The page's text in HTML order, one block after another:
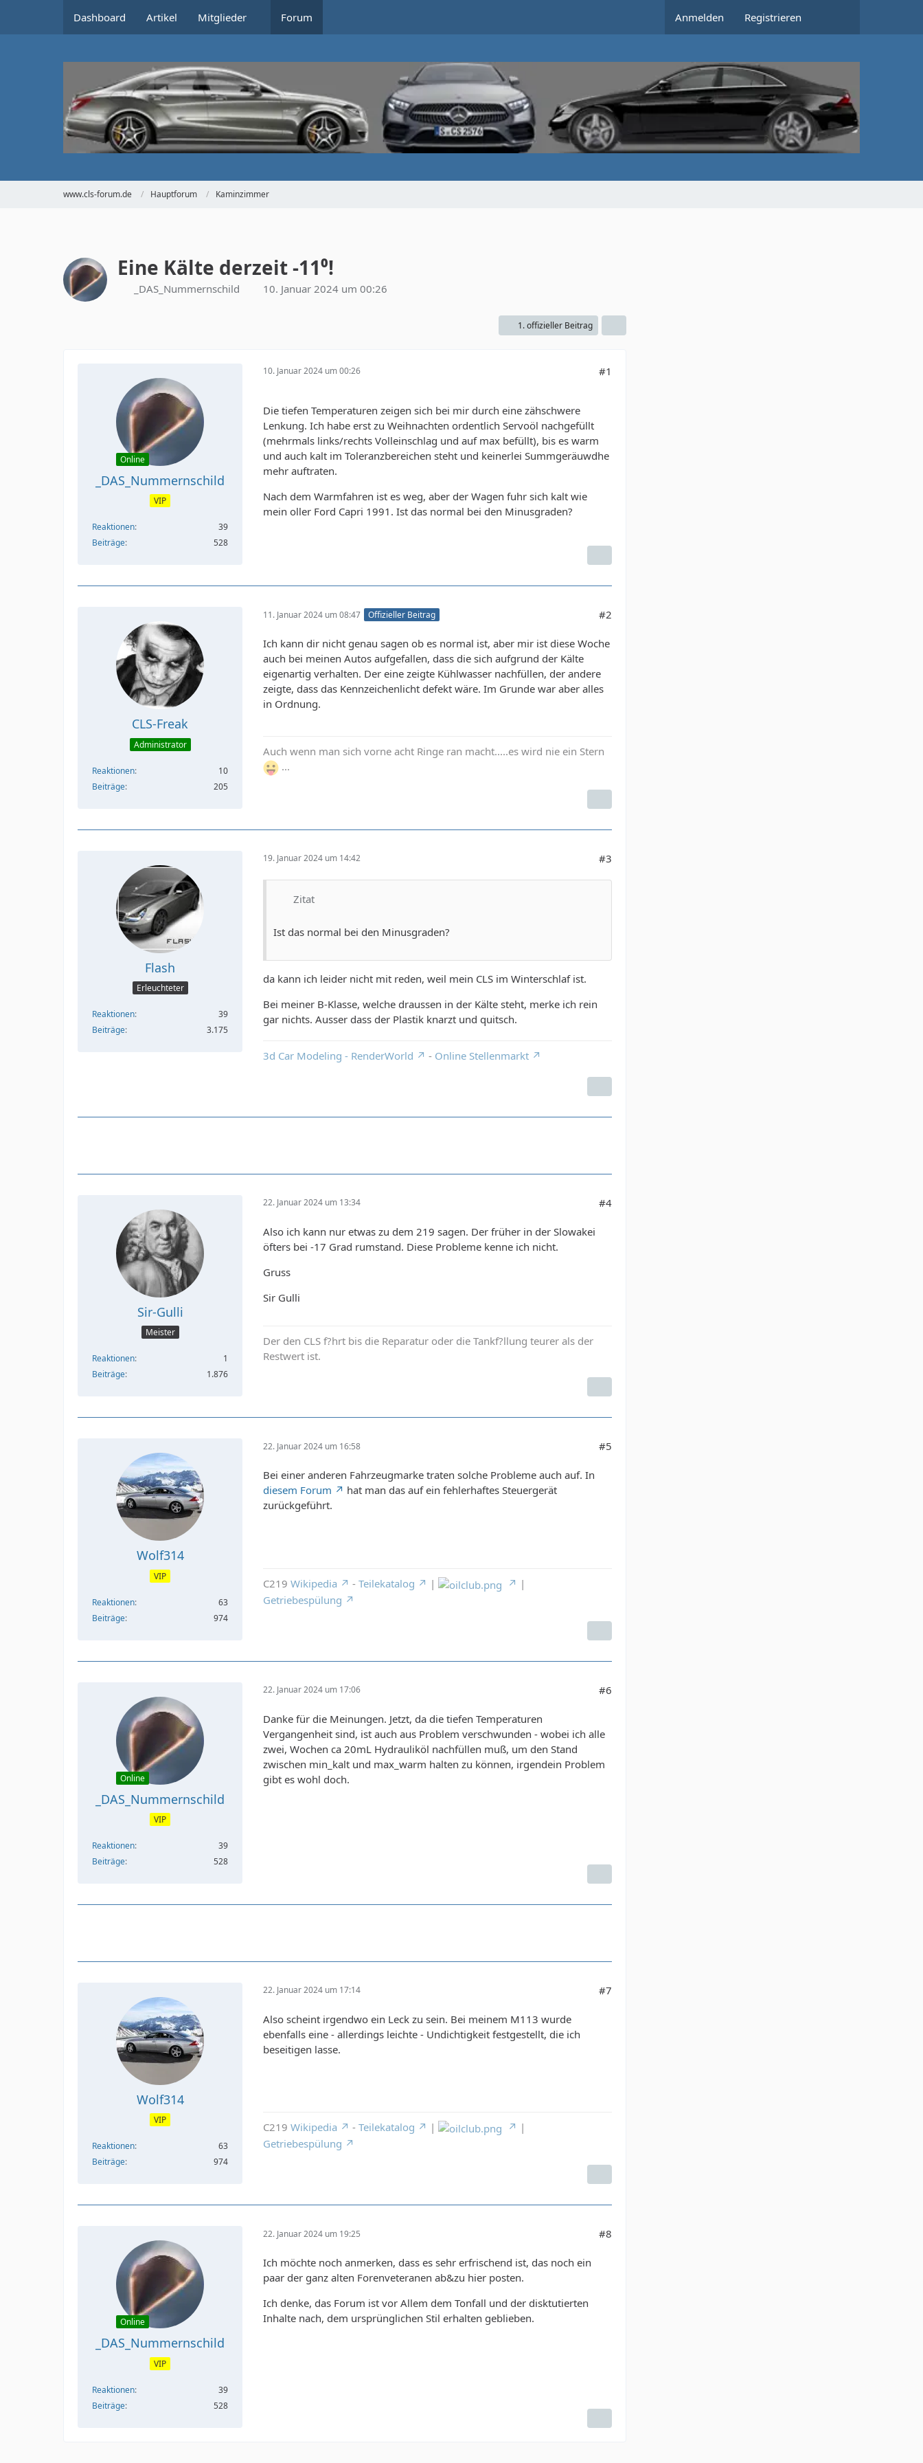
Dashboard Artikel Mitglieder Forum Anmelden Registrieren
www.cls-forum.de Hauptforum Kaminzimmer
Eine Kälte derzeit -11⁰!
_DAS_Nummernschild 10. Januar 2024 um 00:26
1. offizieller Beitrag
Online
_DAS_Nummernschild
VIP
Reaktionen
39
Beiträge
528
10. Januar 2024 um 00:26 #1
Die tiefen Temperaturen zeigen sich bei mir durch eine zähschwere
Lenkung. Ich habe erst zu Weihnachten ordentlich Servoöl nachgefüllt
(mehrmals links/rechts Volleinschlag und auf max befüllt), bis es warm
und auch kalt im Toleranzbereichen steht und keinerlei Summgeräuwdhe
mehr auftraten.
Nach dem Warmfahren ist es weg, aber der Wagen fuhr sich kalt wie
mein oller Ford Capri 1991. Ist das normal bei den Minusgraden?
CLS-Freak
Administrator
Reaktionen
10
Beiträge
205
11. Januar 2024 um 08:47 Offizieller Beitrag #2
Ich kann dir nicht genau sagen ob es normal ist, aber mir ist diese Woche
auch bei meinen Autos aufgefallen, dass die sich aufgrund der Kälte
eigenartig verhalten. Der eine zeigte Kühlwasser nachfüllen, der andere
zeigte, dass das Kennzeichenlicht defekt wäre. Im Grunde war aber alles
in Ordnung.
Auch wenn man sich vorne acht Ringe ran macht.....es wird nie ein Stern
...
Flash
Erleuchteter
Reaktionen
39
Beiträge
3.175
19. Januar 2024 um 14:42 #3
Zitat
Ist das normal bei den Minusgraden?
da kann ich leider nicht mit reden, weil mein CLS im Winterschlaf ist.
Bei meiner B-Klasse, welche draussen in der Kälte steht, merke ich rein
gar nichts. Ausser dass der Plastik knarzt und quitsch.
3d Car Modeling - RenderWorld - Online Stellenmarkt
Sir-Gulli
Meister
Reaktionen
1
Beiträge
1.876
22. Januar 2024 um 13:34 #4
Also ich kann nur etwas zu dem 219 sagen. Der früher in der Slowakei
öfters bei -17 Grad rumstand. Diese Probleme kenne ich nicht.
Gruss
Sir Gulli
Der den CLS f?hrt bis die Reparatur oder die Tankf?llung teurer als der
Restwert ist.
Wolf314
VIP
Reaktionen
63
Beiträge
974
22. Januar 2024 um 16:58 #5
Bei einer anderen Fahrzeugmarke traten solche Probleme auch auf. In
diesem Forum
hat man das auf ein fehlerhaftes Steuergerät
zurückgeführt.
C219 Wikipedia - Teilekatalog |
|
Getriebespülung
Online
_DAS_Nummernschild
VIP
Reaktionen
39
Beiträge
528
22. Januar 2024 um 17:06 #6
Danke für die Meinungen. Jetzt, da die tiefen Temperaturen
Vergangenheit sind, ist auch aus Problem verschwunden - wobei ich alle
zwei, Wochen ca 20mL Hydrauliköl nachfüllen muß, um den Stand
zwischen min_kalt und max_warm halten zu können, irgendein Problem
gibt es wohl doch.
Wolf314
VIP
Reaktionen
63
Beiträge
974
22. Januar 2024 um 17:14 #7
Also scheint irgendwo ein Leck zu sein. Bei meinem M113 wurde
ebenfalls eine - allerdings leichte - Undichtigkeit festgestellt, die ich
beseitigen lasse.
C219 Wikipedia - Teilekatalog |
|
Getriebespülung
Online
_DAS_Nummernschild
VIP
Reaktionen
39
Beiträge
528
22. Januar 2024 um 19:25 #8
Ich möchte noch anmerken, dass es sehr erfrischend ist, das noch ein
paar der ganz alten Forenveteranen ab&zu hier posten.
Ich denke, das Forum ist vor Allem dem Tonfall und der disktutierten
Inhalte nach, dem ursprünglichen Stil erhalten geblieben.